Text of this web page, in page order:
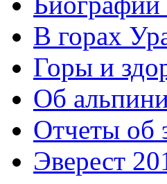
В горах
Горы и
Об
Отчеты об
Эверест